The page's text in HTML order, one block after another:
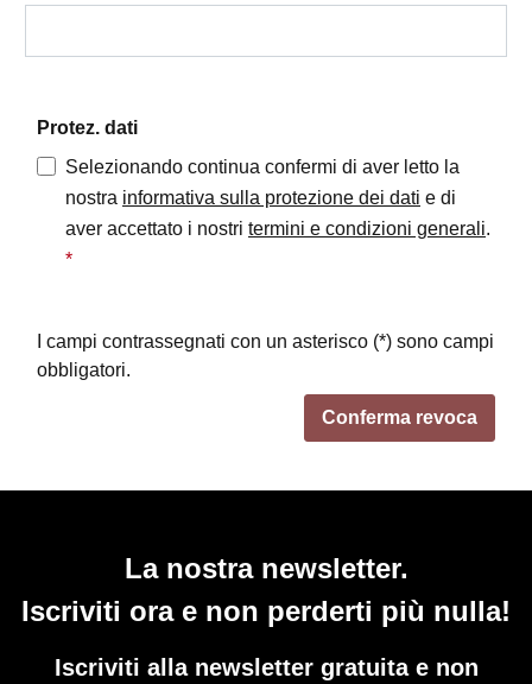
Protez. dati
Selezionando continua confermi di aver letto la
nostra informativa sulla protezione dei dati e di
aver accettato i nostri termini e condizioni generali.
*
I campi contrassegnati con un asterisco (*) sono campi
obbligatori.
Conferma revoca
La nostra newsletter.
Iscriviti ora e non perderti più nulla!
Iscriviti alla newsletter gratuita e non